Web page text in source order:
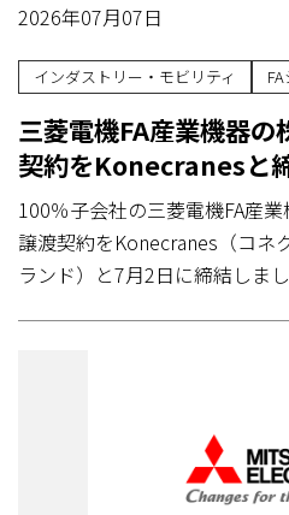
2026年07月07日
インダストリー・モビリティ
三菱電機FA産業機器
契約をKonecranesと
100％子会社の三菱電機FA産
譲渡契約をKonecranes（コネ
ランド）と7月2日に締結しまし